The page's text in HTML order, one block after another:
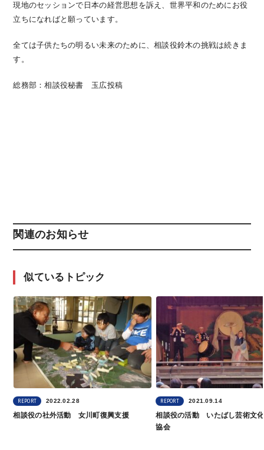
現地のセッションで日本の経営思想を訴え、世界平和のためにお役
立ちになればと願っています。
全ては子供たちの明るい未来のために、相談役鈴木の挑戦は続きま
す。
総務部：相談役秘書 玉広投稿
関連のお知らせ
似ているトピック
REPORT 2022.02.28
相談役の社外活動 女川町復興支援
REPORT 2021.09.14
相談役の活動 いたばし芸術文
協会